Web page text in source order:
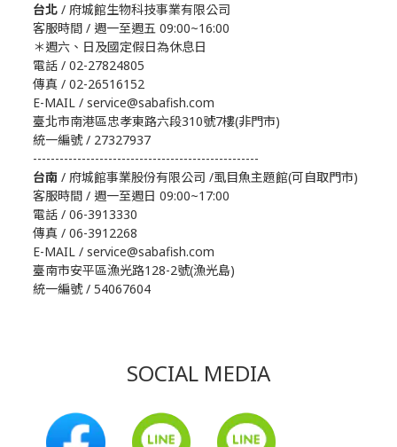
台北 / 府城館生物科技事業有限公司
客服時間 / 週一至週五 09:00~16:00
＊週六、日及國定假日為休息日
電話 / 02-27824805
傳真 / 02-26516152
E-MAIL / service@sabafish.com
臺北市南港區忠孝東路六段310號7樓(非門市)
統一編號 / 27327937
---------------------------------------------------
台南 / 府城館事業股份有限公司 /虱目魚主題館(可自取門市)
客服時間 / 週一至週日 09:00~17:00
電話 / 06-3913330
傳真 / 06-3912268
E-MAIL / service@sabafish.com
臺南市安平區漁光路128-2號(漁光島)
統一編號 / 54067604
SOCIAL MEDIA